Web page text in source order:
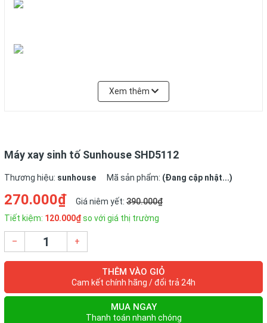
Xem thêm
Máy xay sinh tố Sunhouse SHD5112
Thương hiệu: sunhouse Mã sản phẩm: (Đang cập nhật...)
270.000₫ Giá niêm yết: 390.000₫
Tiết kiệm: 120.000₫so với giá thị trường
– +
THÊM VÀO GIỎ
Cam kết chính hãng / đổi trả 24h
MUA NGAY
Thanh toán nhanh chóng